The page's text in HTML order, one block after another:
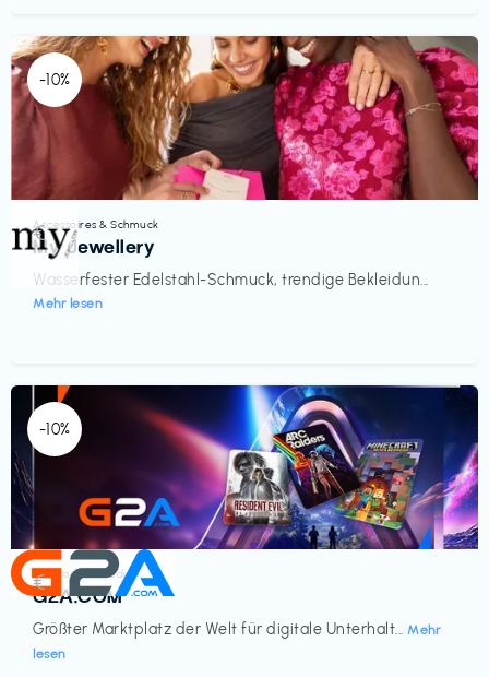
-10%
Accessoires & Schmuck
My Jewellery
Wasserfester Edelstahl-Schmuck, trendige Bekleidun...
Mehr lesen
€‎
-10%
Elektronik & Medien
G2A.COM
Größter Marktplatz der Welt für digitale Unterhalt... Mehr
lesen
€‎